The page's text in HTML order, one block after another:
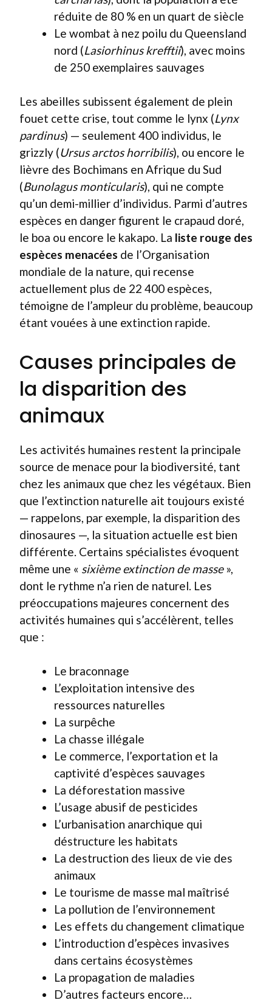
réduite de 80 % en un quart de siècle
Le wombat à nez poilu du Queensland
nord (Lasiorhinus krefftii), avec moins
de 250 exemplaires sauvages
Les abeilles subissent également de plein
fouet cette crise, tout comme le lynx (Lynx
pardinus) — seulement 400 individus, le
grizzly (Ursus arctos horribilis), ou encore le
lièvre des Bochimans en Afrique du Sud
(Bunolagus monticularis), qui ne compte
qu’un demi-millier d’individus. Parmi d’autres
espèces en danger figurent le crapaud doré,
le boa ou encore le kakapo. La liste rouge des
espèces menacées de l’Organisation
mondiale de la nature, qui recense
actuellement plus de 22 400 espèces,
témoigne de l’ampleur du problème, beaucoup
étant vouées à une extinction rapide.
Causes principales de
la disparition des
animaux
Les activités humaines restent la principale
source de menace pour la biodiversité, tant
chez les animaux que chez les végétaux. Bien
que l’extinction naturelle ait toujours existé
— rappelons, par exemple, la disparition des
dinosaures —, la situation actuelle est bien
différente. Certains spécialistes évoquent
même une « sixième extinction de masse»,
dont le rythme n’a rien de naturel. Les
préoccupations majeures concernent des
activités humaines qui s’accélèrent, telles
que :
Le braconnage
L’exploitation intensive des
ressources naturelles
La surpêche
La chasse illégale
Le commerce, l’exportation et la
captivité d’espèces sauvages
La déforestation massive
L’usage abusif de pesticides
L’urbanisation anarchique qui
déstructure les habitats
La destruction des lieux de vie des
animaux
Le tourisme de masse mal maîtrisé
La pollution de l’environnement
Les effets du changement climatique
L’introduction d’espèces invasives
dans certains écosystèmes
La propagation de maladies
D’autres facteurs encore…